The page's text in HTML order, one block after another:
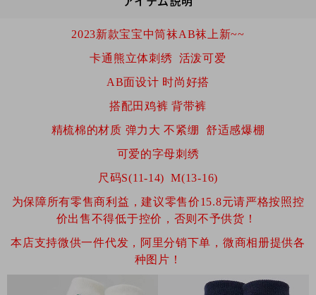
2023新款宝宝中筒袜AB袜上新~~
卡通熊立体刺绣 活泼可爱
AB面设计 时尚好搭
搭配田鸡裤 背带裤
精梳棉的材质 弹力大 不紧绷 舒适感爆棚
可爱的字母刺绣
尺码S(11-14) M(13-16)
为保障所有零售商利益，建议零售价15.8元请严格按照控
价出售不得低于控价，否则不予供货！
本店支持微供一件代发，阿里分销下单，微商相册提供各
种图片！